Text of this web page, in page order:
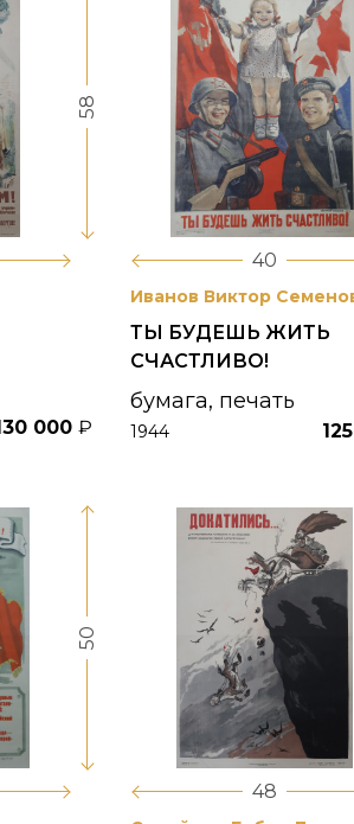
58
000 ₽
40
Иванов Виктор
ТЫ БУДЕШЬ ЖИТЬ
СЧАСТЛИВО!
бумага, печать
1944
50
48